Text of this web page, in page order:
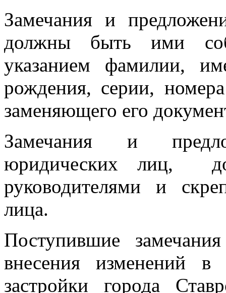
Замечания и
должны быть ими
указанием фамилии,
рождения, серии,
заменяющего его
Замечания и
юридических лиц,
руководителями и
лица.
Поступившие
внесения изменений в
застройки города